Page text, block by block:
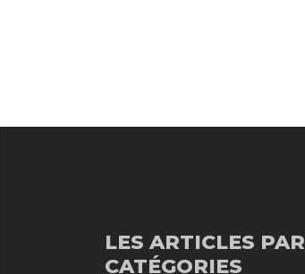
LES ARTICLES PAR
CATÉGORIES